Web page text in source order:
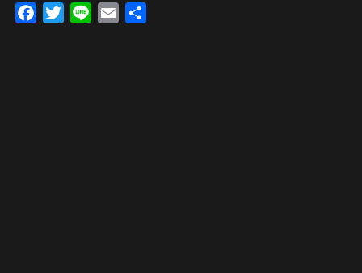
Facebook
TwitterLine Email